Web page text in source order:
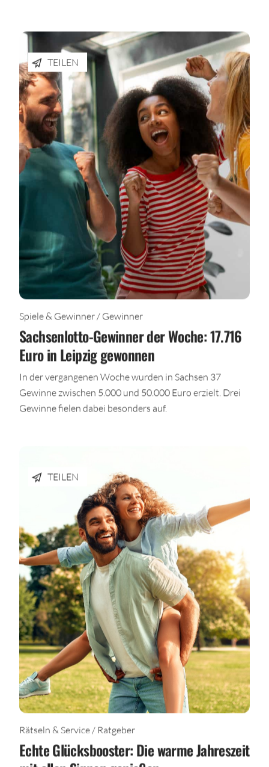
TEILEN
Spiele & Gewinner / Gewinner
Sachsenlotto-Gewinner der Woche: 17.716
Euro in Leipzig gewonnen
In der vergangenen Woche wurden in Sachsen 37
Gewinne zwischen 5.000 und 50.000 Euro erzielt. Drei
Gewinne fielen dabei besonders auf.
TEILEN
Rätseln & Service / Ratgeber
Echte Glücksbooster: Die warme Jahreszeit